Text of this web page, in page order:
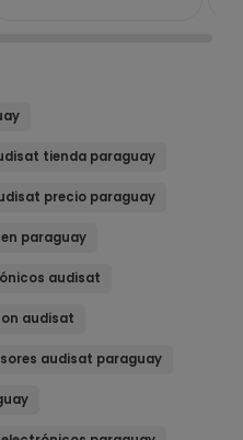
tienda paraguay
precio paraguay
paraguay
audisat
audisat
audisat paraguay